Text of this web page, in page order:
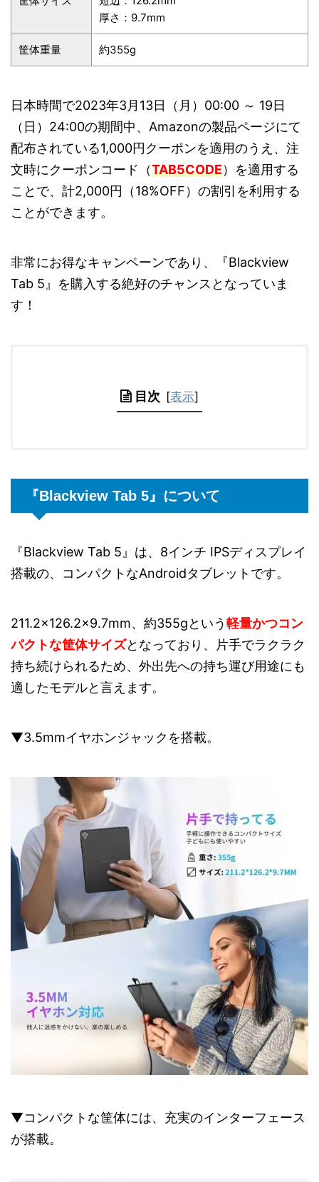
厚さ：9.7mm
筐体重量 約355g
日本時間で2023年3月13日（月）00:00 ～ 19日
（日）24:00の期間中、Amazonの製品ページにて
配布されている1,000円クーポンを適用のうえ、注
文時にクーポンコード（TAB5CODE）を適用する
ことで、計2,000円（18%OFF）の割引を利用する
ことができます。
非常にお得なキャンペーンであり、『Blackview
Tab 5』を購入する絶好のチャンスとなっていま
す！
目次 [表示]
『Blackview Tab 5』について
『Blackview Tab 5』は、8インチ IPSディスプレイ
搭載の、コンパクトなAndroidタブレットです。
211.2×126.2×9.7mm、約355gという軽量かつコン
パクトな筐体サイズとなっており、片手でラクラク
持ち続けられるため、外出先への持ち運び用途にも
適したモデルと言えます。
▼3.5mmイヤホンジャックを搭載。
▼コンパクトな筐体には、充実のインターフェース
が搭載。